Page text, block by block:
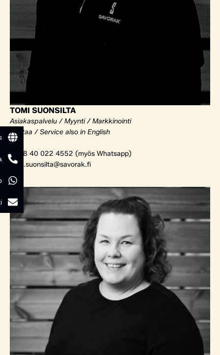
TOMI SUONSILTA
Asiakaspalvelu / Myynti / Markkinointi
Vantaa / Service also in English
+358 40 022 4552 (myös Whatsapp)
tomi.suonsilta@savorak.fi